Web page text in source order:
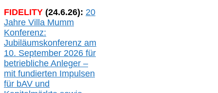
FIDELITY (24.6.26): 20
Jahre Villa Mumm
Konferenz:
Jubiläumskonferenz am
10. September 2026 für
betriebliche Anleger –
mit fundierten Impulsen
für bAV und